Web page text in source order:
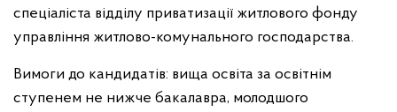
спеціаліста відділу приватизації житлового фонду
управління житлово-комунального господарства.
Вимоги до кандидатів: вища освіта за освітнім
ступенем не нижче бакалавра, молодшого